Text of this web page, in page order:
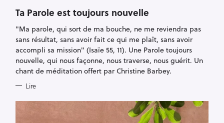
O
R
E
Ta Parole est toujours nouvelle
"Ma parole, qui sort de ma bouche, ne me reviendra pas
sans résultat, sans avoir fait ce qui me plaît, sans avoir
accompli sa mission" (Isaïe 55, 11). Une Parole toujours
nouvelle, qui nous façonne, nous traverse, nous guérit. Un
chant de méditation offert par Christine Barbey.
Lire